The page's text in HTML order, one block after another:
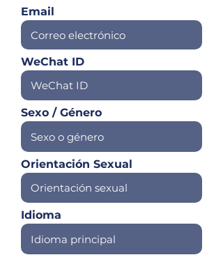
Email
WeChat ID
Sexo / Género
Orientación Sexual
Idioma